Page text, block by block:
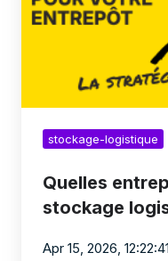
logistique?
stockage-logistique
Quelles
stockage
Apr 15, 2026,